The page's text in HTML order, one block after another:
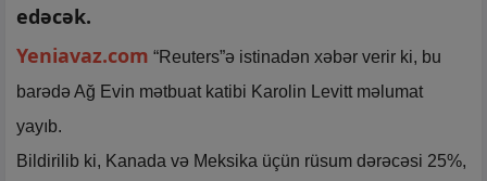
edəcək.
Yeniavaz.com “Reuters”ə istinadən xəbər verir ki, bu
barədə Ağ Evin mətbuat katibi Karolin Levitt məlumat
yayıb.
Bildirilib ki, Kanada və Meksika üçün rüsum dərəcəsi 25%,